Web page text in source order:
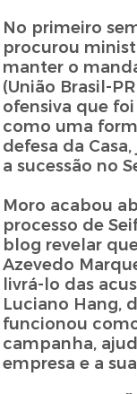
No primeiro
procurou
manter o
(União Brasil-
ofensiva que
como uma
defesa da
a sucessão no
Moro acabou
processo de
blog revelar
Azevedo
livrá-lo das
Luciano Hang,
funcionou
campanha,
empresa e a